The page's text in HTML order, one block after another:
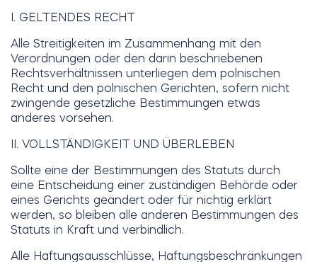
I. GELTENDES RECHT
Alle Streitigkeiten im Zusammenhang mit den
Verordnungen oder den darin beschriebenen
Rechtsverhältnissen unterliegen dem polnischen
Recht und den polnischen Gerichten, sofern nicht
zwingende gesetzliche Bestimmungen etwas
anderes vorsehen.
II. VOLLSTÄNDIGKEIT UND ÜBERLEBEN
Sollte eine der Bestimmungen des Statuts durch
eine Entscheidung einer zuständigen Behörde oder
eines Gerichts geändert oder für nichtig erklärt
werden, so bleiben alle anderen Bestimmungen des
Statuts in Kraft und verbindlich.
Alle Haftungsausschlüsse, Haftungsbeschränkungen